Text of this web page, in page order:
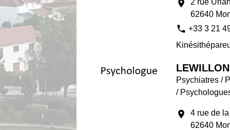
location_on
62640
phone +33 3 21
Psychiatres /
/
location_on
4 rue de
62640